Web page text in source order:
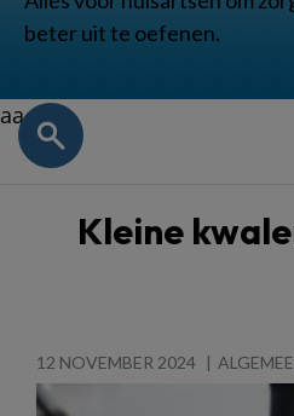
beter uit te oefenen.
aa
Kleine
12 NOVEMBER 2024